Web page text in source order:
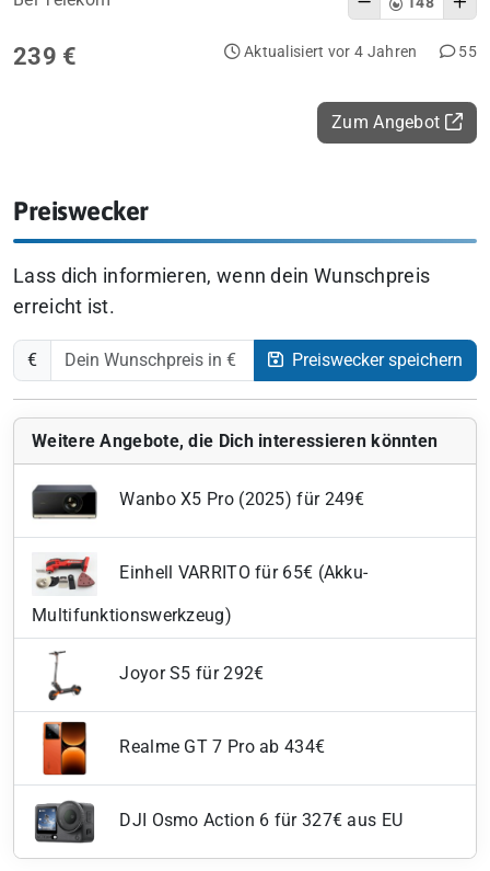
239 € Aktualisiert vor 4 Jahren 55
Zum Angebot
Preiswecker
Lass dich informieren, wenn dein Wunschpreis
erreicht ist.
€ Preiswecker speichern
Weitere Angebote, die Dich interessieren könnten
Wanbo X5 Pro (2025) für 249€
Einhell VARRITO für 65€ (Akku-
Multifunktionswerkzeug)
Joyor S5 für 292€
Realme GT 7 Pro ab 434€
DJI Osmo Action 6 für 327€ aus EU